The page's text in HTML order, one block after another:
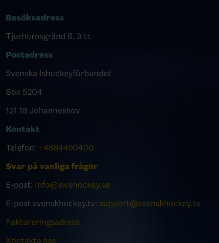
Besöksadress
Tjurhornsgränd 6, 3 tr.
Postadress
Svenska Ishockeyförbundet
Box 5204
121 18 Johanneshov
Kontakt
Telefon: +4684490400
Svar på vanliga frågor
E-post: info@swehockey.se
E-post svenskhockey.tv: support@svenskhockey.tv
Faktureringsadress
Kontakta oss